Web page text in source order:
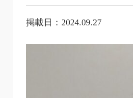
掲載日：2024.09.27